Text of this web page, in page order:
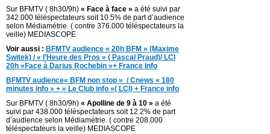
Sur BFMTV ( 8h30/9h) « Face à face » a été suivi par
342.000 téléspectateurs soit 10.5% de part d’audience
selon Médiamétrie. ( contre 376.000 téléspectateurs la
veille) MEDIASCOPE
Voir aussi : BFMTV audience « 20h BFM » (Maxime
Switek) / « l’Heure des Pros » ( Pascal Praud)/ LCI
20h «Face à Darius Rochebin »+ France Info
BFMTV audience« BFM non stop » / Cnews « 180
minutes info » + « Le Club info »( LCI) + France info
Sur BFMTV ( 8h30/9h) « Apolline de 9 à 10 » a été
suivi par 438.000 téléspectateurs soit 12.2% de part
d’audience selon Médiamétrie. ( contre 208.000
téléspectateurs la veille) MEDIASCOPE